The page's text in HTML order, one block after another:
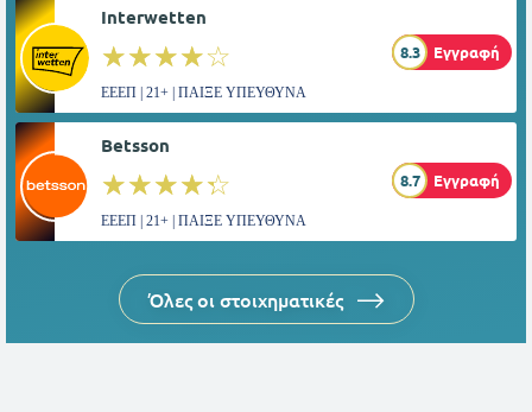
Interwetten
☆☆☆☆☆
★★★★★ 8.3 Εγγραφή
ΕΕΕΠ | 21+ | ΠΑΙΞΕ ΥΠΕΥΘΥΝΑ
Betsson
☆☆☆☆☆
★★★★★ 8.7 Εγγραφή
ΕΕΕΠ | 21+ | ΠΑΙΞΕ ΥΠΕΥΘΥΝΑ
Όλες οι στοιχηματικές